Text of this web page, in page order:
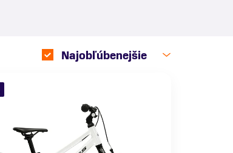
Najobľúbenejšie